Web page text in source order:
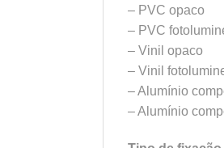
– PVC opaco
– PVC
– Vinil opaco
– Vinil
– Alumínio
– Alumínio